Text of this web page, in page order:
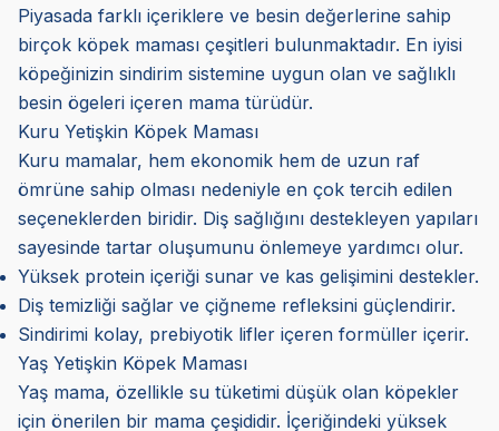
Piyasada farklı içeriklere ve besin değerlerine sahip
birçok köpek maması çeşitleri bulunmaktadır. En iyisi
köpeğinizin sindirim sistemine uygun olan ve sağlıklı
besin ögeleri içeren mama türüdür.
Kuru Yetişkin Köpek Maması
Kuru mamalar, hem ekonomik hem de uzun raf
ömrüne sahip olması nedeniyle en çok tercih edilen
seçeneklerden biridir. Diş sağlığını destekleyen yapıları
sayesinde tartar oluşumunu önlemeye yardımcı olur.
Yüksek protein içeriği sunar ve kas gelişimini destekler.
Diş temizliği sağlar ve çiğneme refleksini güçlendirir.
Sindirimi kolay, prebiyotik lifler içeren formüller içerir.
Yaş Yetişkin Köpek Maması
Yaş mama, özellikle su tüketimi düşük olan köpekler
için önerilen bir mama çeşididir. İçeriğindeki yüksek